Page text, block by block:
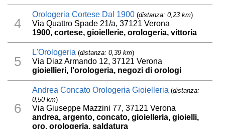
4
Orologeria Cortese Dal 1900 (distanza: 0,23 km)
Via Quattro Spade 21/a, 37121 Verona
1900, cortese, gioiellerie, orologeria, vittoria
5
L'Orologeria (distanza: 0,39 km)
Via Diaz Armando 12, 37121 Verona
gioiellieri, l'orologeria, negozi di orologi
6
Andrea Concato Orologeria Gioielleria (distanza:
0,50 km)
Via Giuseppe Mazzini 77, 37121 Verona
andrea, argento, concato, gioielleria, gioielli,
oro, orologeria, saldatura